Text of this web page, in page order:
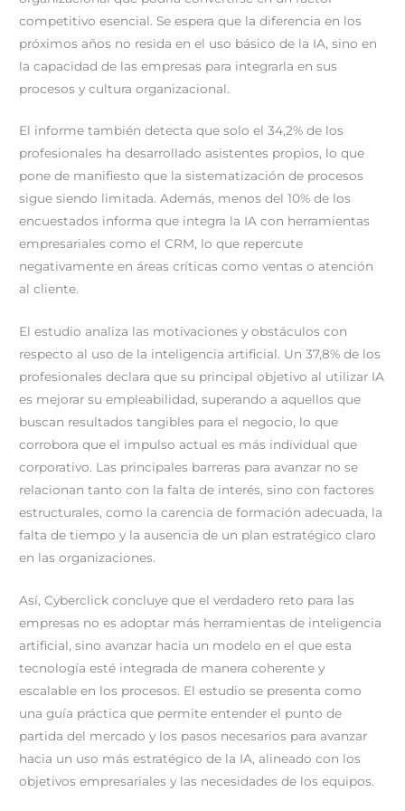
competitivo esencial. Se espera que la diferencia en los
próximos años no resida en el uso básico de la IA, sino en
la capacidad de las empresas para integrarla en sus
procesos y cultura organizacional.
El informe también detecta que solo el 34,2% de los
profesionales ha desarrollado asistentes propios, lo que
pone de manifiesto que la sistematización de procesos
sigue siendo limitada. Además, menos del 10% de los
encuestados informa que integra la IA con herramientas
empresariales como el CRM, lo que repercute
negativamente en áreas críticas como ventas o atención
al cliente.
El estudio analiza las motivaciones y obstáculos con
respecto al uso de la inteligencia artificial. Un 37,8% de los
profesionales declara que su principal objetivo al utilizar IA
es mejorar su empleabilidad, superando a aquellos que
buscan resultados tangibles para el negocio, lo que
corrobora que el impulso actual es más individual que
corporativo. Las principales barreras para avanzar no se
relacionan tanto con la falta de interés, sino con factores
estructurales, como la carencia de formación adecuada, la
falta de tiempo y la ausencia de un plan estratégico claro
en las organizaciones.
Así, Cyberclick concluye que el verdadero reto para las
empresas no es adoptar más herramientas de inteligencia
artificial, sino avanzar hacia un modelo en el que esta
tecnología esté integrada de manera coherente y
escalable en los procesos. El estudio se presenta como
una guía práctica que permite entender el punto de
partida del mercado y los pasos necesarios para avanzar
hacia un uso más estratégico de la IA, alineado con los
objetivos empresariales y las necesidades de los equipos.